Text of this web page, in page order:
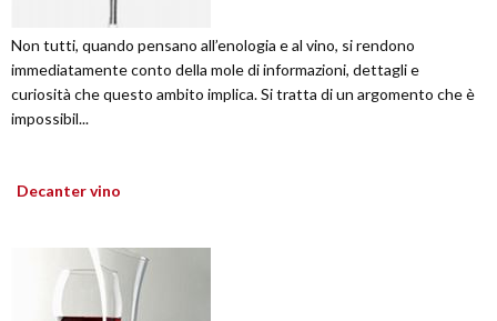
Non tutti, quando pensano all’enologia e al vino, si rendono
immediatamente conto della mole di informazioni, dettagli e
curiosità che questo ambito implica. Si tratta di un argomento che è
impossibil...
Decanter vino